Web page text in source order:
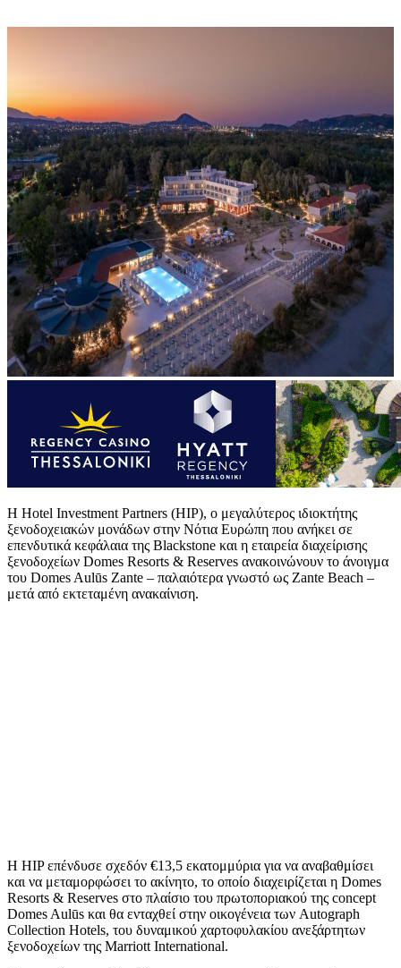
Η Hotel Investment Partners (HIP), ο μεγαλύτερος ιδιοκτήτης
ξενοδοχειακών μονάδων στην Νότια Ευρώπη που ανήκει σε
επενδυτικά κεφάλαια της Blackstone και η εταιρεία διαχείρισης
ξενοδοχείων Domes Resorts & Reserves ανακοινώνουν το άνοιγμα
του Domes Aulūs Zante – παλαιότερα γνωστό ως Zante Beach –
μετά από εκτεταμένη ανακαίνιση.
Η HIP επένδυσε σχεδόν €13,5 εκατομμύρια για να αναβαθμίσει
και να μεταμορφώσει το ακίνητο, το οποίο διαχειρίζεται η Domes
Resorts & Reserves στο πλαίσιο του πρωτοποριακού της concept
Domes Aulūs και θα ενταχθεί στην οικογένεια των Autograph
Collection Hotels, του δυναμικού χαρτοφυλακίου ανεξάρτητων
ξενοδοχείων της Marriott International.